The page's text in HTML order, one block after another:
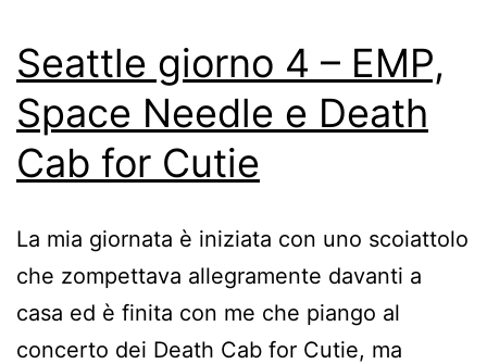
Seattle giorno 4 – EMP,
Space Needle e Death
Cab for Cutie
La mia giornata è iniziata con uno scoiattolo
che zompettava allegramente davanti a
casa ed è finita con me che piango al
concerto dei Death Cab for Cutie, ma